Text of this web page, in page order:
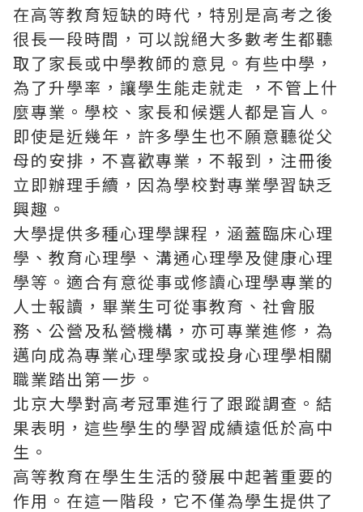
在高等教育短缺的時代，特別是高考之後
很長一段時間，可以說絕大多數考生都聽
取了家長或中學教師的意見。有些中學，
為了升學率，讓學生能走就走 ，不管上什
麼專業。學校、家長和候選人都是盲人。
即使是近幾年，許多學生也不願意聽從父
母的安排，不喜歡專業，不報到，注冊後
立即辦理手續，因為學校對專業學習缺乏
興趣。
大學提供多種心理學課程 ，涵蓋臨床心理
學、教育心理學、溝通心理學及健康心理
學等。適合有意從事或修讀心理學專業的
人士報讀，畢業生可從事教育、社會服
務、公營及私營機構，亦可專業進修，為
邁向成為專業心理學家或投身心理學相關
職業踏出第一步。
北京大學對高考冠軍進行了跟蹤調查。結
果表明，這些學生的學習成績遠低於高中
生。
高等教育在學生生活的發展中起著重要的
作用。在這一階段，它不僅為學生提供了